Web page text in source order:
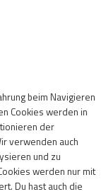
beim Navigieren
Cookies werden in
der
verwenden auch
und zu
werden nur mit
Du hast auch die